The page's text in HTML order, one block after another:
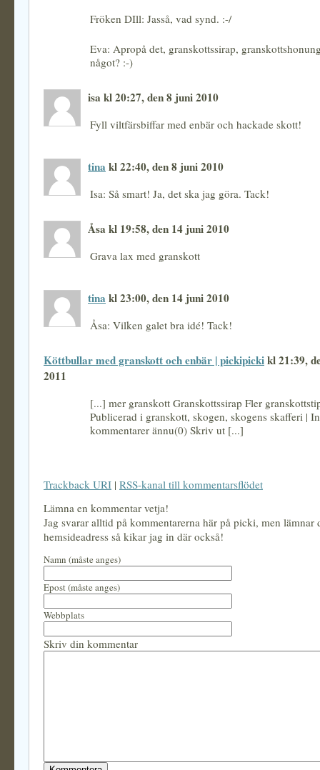
Fröken DIll: Jasså, vad synd. :-/
Eva: Apropå det, granskottssirap,
något? :-)
isa kl 20:27, den 8 juni 2010
Fyll viltfärsbiffar med enbär och hackade skott!
tina kl 22:40, den 8 juni 2010
Isa: Så smart! Ja, det ska jag göra. Tack!
Åsa kl 19:58, den 14 juni 2010
Grava lax med granskott
tina kl 23:00, den 14 juni 2010
Åsa: Vilken galet bra idé! Tack!
Köttbullar med granskott och enbär | pickipickikl 21:39,
2011
[...] mer granskott Granskottssirap Fler
Publicerad i granskott, skogen, skogens skafferi |
kommentarer ännu(0) Skriv ut [...]
Trackback URI | RSS-kanal till kommentarsflödet
Lämna en kommentar vetja!
Jag svarar alltid på kommentarerna här på picki, men lämnar
hemsideadress så kikar jag in där också!
Namn (måste anges)
Epost (måste anges)
Webbplats
Skriv din kommentar